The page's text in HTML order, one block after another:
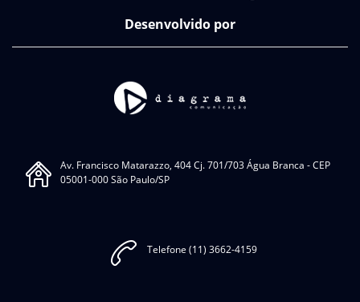
Desenvolvido por
Av. Francisco Matarazzo, 404 Cj. 701/703 Água Branca - CEP
05001-000 São Paulo/SP
Telefone (11) 3662-4159